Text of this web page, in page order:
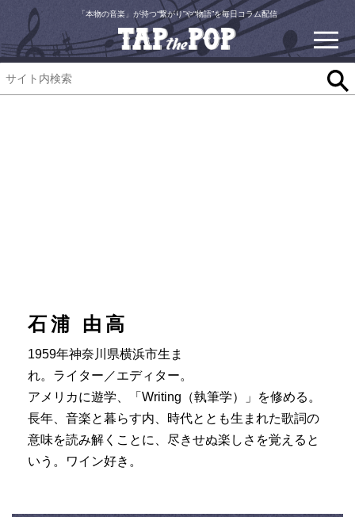
「本物の音楽」が持つ“繋がり”や“物語”を毎日コラム配信
石浦 由高
1959年神奈川県横浜市生ま
れ。ライター／エディター。
アメリカに遊学、「Writing（執筆学）」を修める。
長年、音楽と暮らす内、時代ととも生まれた歌詞の
意味を読み解くことに、尽きせぬ楽しさを覚えると
いう。ワイン好き。